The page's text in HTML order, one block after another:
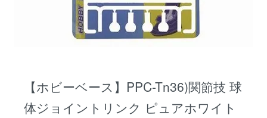
【ホビーベース】PPC-Tn36)関節技 球
体ジョイントリンク ピュアホワイト